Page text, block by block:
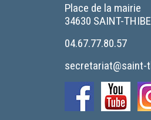
Place de la mairie
34630 SAINT-
04.67.77.80.57
secretariat@saint-